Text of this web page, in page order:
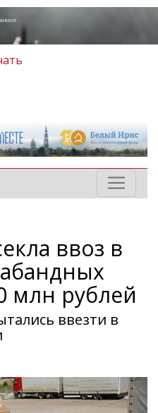
ввоз в
млн рублей
ввезти в